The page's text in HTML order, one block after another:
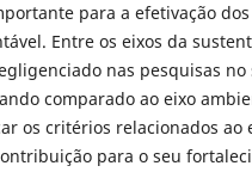
para a efetivação
Entre os eixos da
nas pesquisas no
comparado ao eixo
os critérios relacionados ao
para o seu